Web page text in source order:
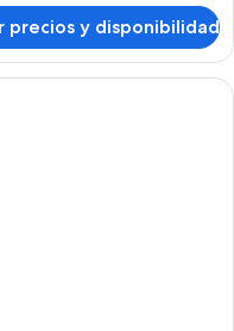
precios y disponibilidad